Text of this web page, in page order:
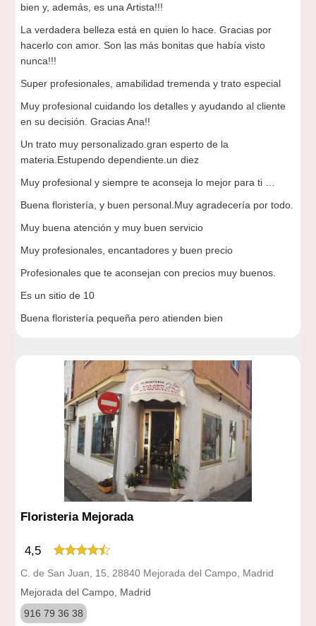
bien y, además, es una Artista!!!
La verdadera belleza está en quien lo hace. Gracias por
hacerlo con amor. Son las más bonitas que había visto
nunca!!!
Super profesionales, amabilidad tremenda y trato especial
Muy profesional cuidando los detalles y ayudando al cliente
en su decisión. Gracias Ana!!
Un trato muy personalizado.gran esperto de la
materia.Estupendo dependiente.un diez
Muy profesional y siempre te aconseja lo mejor para ti …
Buena floristería, y buen personal.Muy agradecería por todo.
Muy buena atención y muy buen servicio
Muy profesionales, encantadores y buen precio
Profesionales que te aconsejan con precios muy buenos.
Es un sitio de 10
Buena floristería pequeña pero atienden bien
Floristeria Mejorada
4,5
C. de San Juan, 15, 28840 Mejorada del Campo, Madrid
Mejorada del Campo, Madrid
916 79 36 38